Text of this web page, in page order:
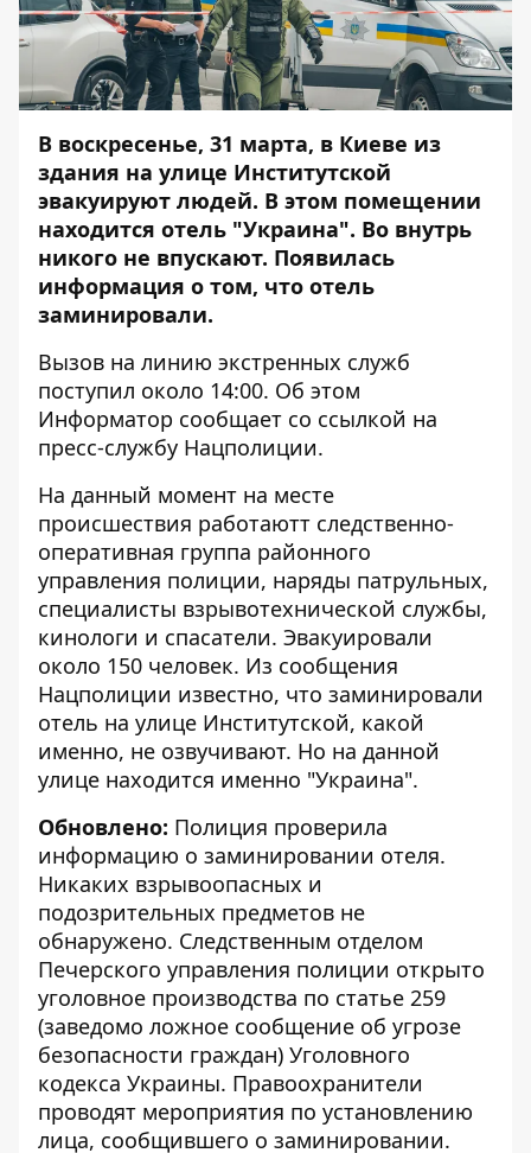
В воскресенье, 31 марта, в Киеве из
здания на улице Институтской
эвакуируют людей. В этом помещении
находится отель "Украина". Во внутрь
никого не впускают. Появилась
информация о том, что отель
заминировали.
Вызов на линию экстренных служб
поступил около 14:00. Об этом
Информатор сообщает со ссылкой на
пресс-службу Нацполиции.
На данный момент на месте
происшествия работаютт следственно-
оперативная группа районного
управления полиции, наряды патрульных,
специалисты взрывотехнической службы,
кинологи и спасатели. Эвакуировали
около 150 человек. Из сообщения
Нацполиции известно, что заминировали
отель на улице Институтской, какой
именно, не озвучивают. Но на данной
улице находится именно "Украина".
Обновлено: Полиция проверила
информацию о заминировании отеля.
Никаких взрывоопасных и
подозрительных предметов не
обнаружено. Следственным отделом
Печерского управления полиции открыто
уголовное производства по статье 259
(заведомо ложное сообщение об угрозе
безопасности граждан) Уголовного
кодекса Украины. Правоохранители
проводят мероприятия по установлению
лица, сообщившего о заминировании.